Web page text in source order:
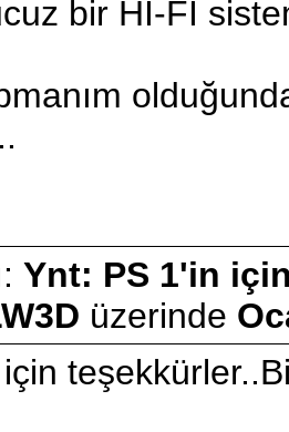
bir Hİ-Fİ
Ynt: PS 1'in
üzerinde